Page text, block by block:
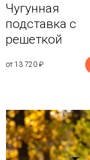
Чугунная
подставка с
решеткой
от 13 720 ₽